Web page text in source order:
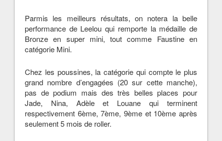
Parmis les meilleurs résultats, on notera la belle
performance de Leelou qui remporte la médaille de
Bronze en super mini, tout comme Faustine en
catégorie Mini.
Chez les poussines, la catégorie qui compte le plus
grand nombre d’engagées (20 sur cette manche),
pas de podium mais des très belles places pour
Jade, Nina, Adèle et Louane qui terminent
respectivement 6ème, 7ème, 9ème et 10ème après
seulement 5 mois de roller.